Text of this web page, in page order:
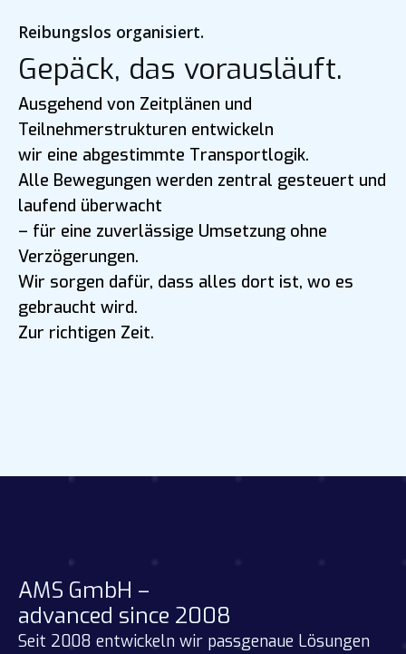
Reibungslos organisiert.
Gepäck, das vorausläuft.
Ausgehend von Zeitplänen und
Teilnehmerstrukturen entwickeln
wir eine abgestimmte Transportlogik.
Alle Bewegungen werden zentral gesteuert und
laufend überwacht
– für eine zuverlässige Umsetzung ohne
Verzögerungen.
Wir sorgen dafür, dass alles dort ist, wo es
gebraucht wird.
Zur richtigen Zeit.
AMS GmbH –
advanced since 2008
Seit 2008 entwickeln wir passgenaue Lösungen